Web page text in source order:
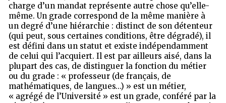
charge d’un mandat représente autre chose qu’elle-
même. Un grade correspond de la même manière à
un degré d’une hiérarchie : distinct de son détenteur
(qui peut, sous certaines conditions, être dégradé), il
est défini dans un statut et existe indépendamment
de celui qui l’acquiert. Il est par ailleurs aisé, dans la
plupart des cas, de distinguer la fonction du métier
ou du grade : « professeur (de français, de
mathématiques, de langues…) » est un métier,
« agrégé de l’Université » est un grade, conféré par la